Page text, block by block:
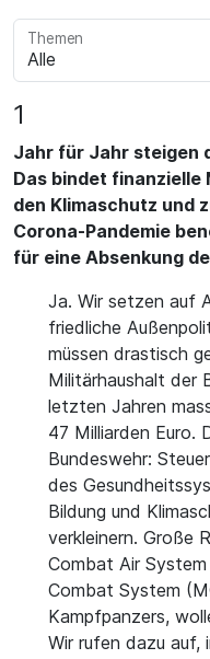
Themen
1
Jahr für Jahr steigen
Das bindet
den Klimaschutz und
Corona-Pandemie
für eine Absenkung
Ja. Wir setzen auf
friedliche
müssen drastisch
Militärhaushalt der
letzten Jahren
47 Milliarden Euro.
Bundeswehr:
des
Bildung und
verkleinern. Große
Combat Air
Combat System
Kampfpanzers,
Wir rufen dazu auf,